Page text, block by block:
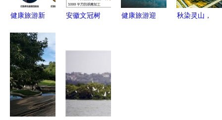
径
健康旅游新
式与规划策
略探析
安徽文冠树
经济与生态
的双赢样本
健康旅游迎
秋染灵山，